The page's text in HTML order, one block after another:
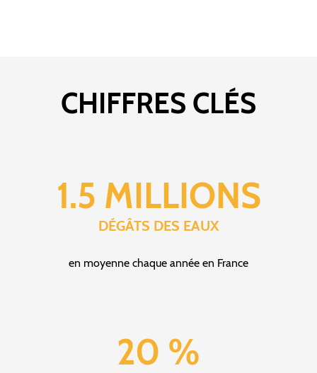
CHIFFRES CLÉS
1.5 MILLIONS
DÉGÂTS DES EAUX
en moyenne chaque année en France
20 %